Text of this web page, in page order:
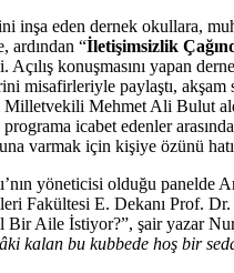
inşa eden dernek okullara,
ardından “İletişimsizlik
konuşmasını yapan
misafirleriyle paylaştı,
Mehmet Ali Bulut
icabet edenler
varmak için kişiye özünü
yöneticisi olduğu panelde
Fakültesi E. Dekanı Prof.
Aile İstiyor?”, şair yazar
kalan bu kubbede hoş bir